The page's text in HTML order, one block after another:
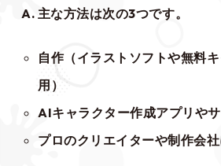
A. 主な方法は次の3つです。
自作（イラストソフトや無料
用）
AIキャラクター作成アプリや
プロのクリエイターや制作会